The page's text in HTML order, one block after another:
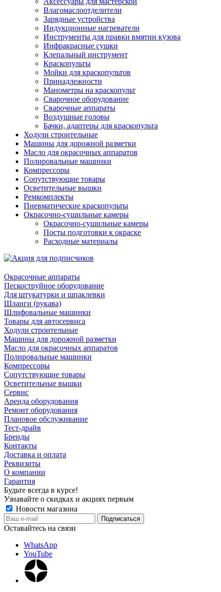
Влагомаслоотделители
Зарядные устройства
Индукционные нагреватели
Инструменты для правки вмятин кузова
Инфракрасные сушки
Клепальный инструмент
Краскопульты
Мойки для краскопультов
Принадлежности
Манометры на краскопульт
Сварочное оборудование
Сварочные аппараты
Воздушные головы
Бачки, адаптеры для краскопульта
Ходули строительные
Машины для дорожной разметки
Масло для окрасочных аппаратов
Полировальные машинки
Компрессоры
Сопутствующие товары
Осветительные вышки
Ремкомплекты
Пневматические краскопульты
Окрасочно-сушильные камеры
Окрасочно-сушильные камеры
Посты подготовки к окраске
Расходные материалы
Окрасочные аппараты
Пескоструйное оборудование
Для штукатурки и шпаклевки
Шланги (рукава)
Шлифовальные машинки
Товары для автосервиса
Ходули строительные
Машины для дорожной разметки
Масло для окрасочных аппаратов
Полировальные машинки
Компрессоры
Сопутствующие товары
Осветительные вышки
Сервис
Аренда оборудования
Ремонт оборудования
Плановое обслуживание
Тест-драйв
Бренды
Контакты
Доставка и оплата
Реквизиты
О компании
Гарантия
Будьте всегда в курсе!
Узнавайте о скидках и акциях первым
Новости магазина
Оставайтесь на связи
WhatsApp
YouTube